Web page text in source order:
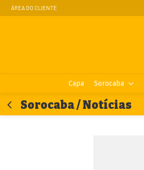
ÁREA DO CLIENTE
Capa Sorocaba
Sorocaba / Notícias